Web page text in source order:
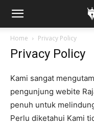
Home Privacy Policy
Privacy Policy
Kami sangat
pengunjung webite
penuh untuk
Perlu diketahui Kami